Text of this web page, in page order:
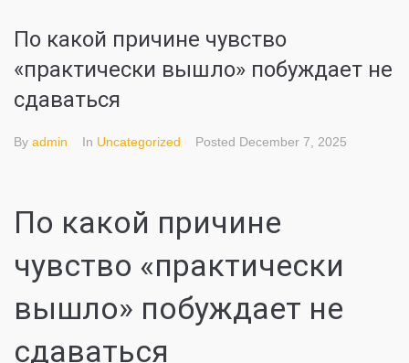
По какой причине чувство
«практически вышло» побуждает не
сдаваться
By admin In Uncategorized Posted December 7, 2025
По какой причине
чувство «практически
вышло» побуждает не
сдаваться